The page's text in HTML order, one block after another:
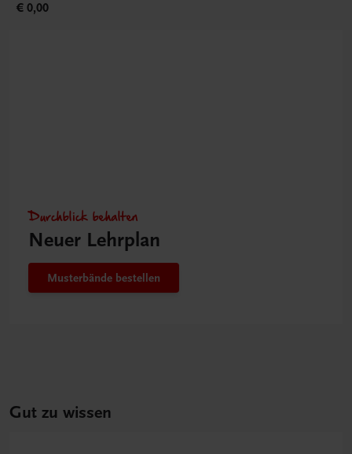
€ 0,00
Durchblick behalten
Neuer Lehrplan
Musterbände bestellen
Gut zu wissen